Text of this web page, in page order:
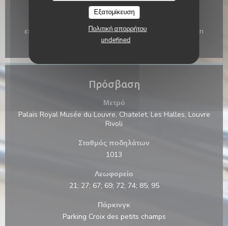
Εξατομίκευση
Πολιτική απορρήτου
undefined
Μέθοδοι πληρωμής
Εστιατόριο Ticket, Χρώμα χωρίς επαφήΧρώμα χωρίς
επαφή, Eurocard / Mastercard, Μετρητά, Visa, American
Express, Χρεωστική κάρτα
Πρόσβαση
Μετρό
Palais Royal Musée du Louvre, Chatelet, Les Halles, Louvre
Rivoli
Σταθμός ποδηλάτων
1013
Λεωφορείο
21; 27; 67; 69; 72; 74; 85; 95
Πάρκινγκ
Parking Croix des petits champs